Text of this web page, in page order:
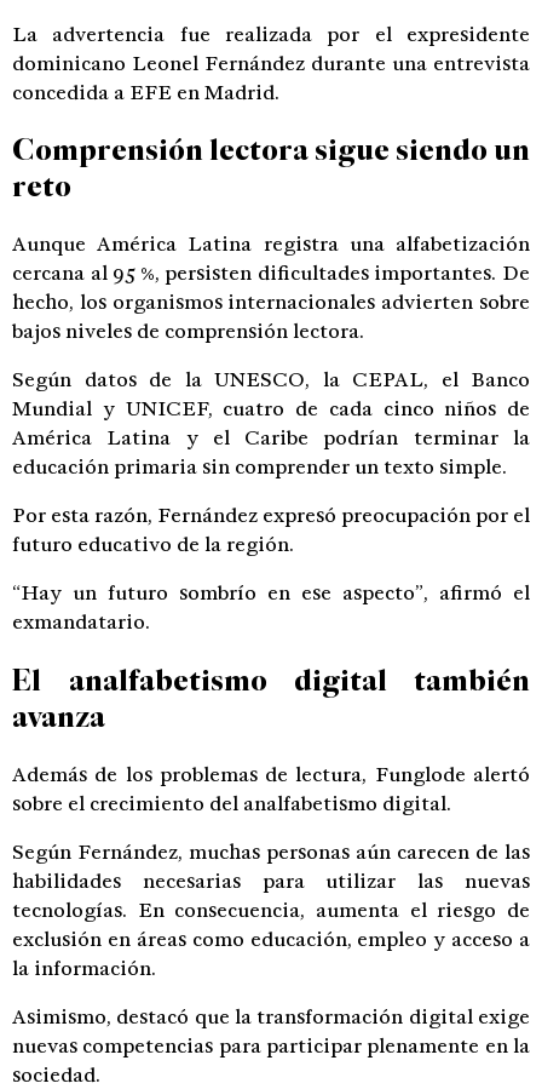
La advertencia fue realizada por el expresidente
dominicano Leonel Fernández durante una entrevista
concedida a EFE en Madrid.
Comprensión lectora sigue siendo un
reto
Aunque América Latina registra una alfabetización
cercana al 95 %, persisten dificultades importantes. De
hecho, los organismos internacionales advierten sobre
bajos niveles de comprensión lectora.
Según datos de la UNESCO, la CEPAL, el Banco
Mundial y UNICEF, cuatro de cada cinco niños de
América Latina y el Caribe podrían terminar la
educación primaria sin comprender un texto simple.
Por esta razón, Fernández expresó preocupación por el
futuro educativo de la región.
“Hay un futuro sombrío en ese aspecto”, afirmó el
exmandatario.
El analfabetismo digital también
avanza
Además de los problemas de lectura, Funglode alertó
sobre el crecimiento del analfabetismo digital.
Según Fernández, muchas personas aún carecen de las
habilidades necesarias para utilizar las nuevas
tecnologías. En consecuencia, aumenta el riesgo de
exclusión en áreas como educación, empleo y acceso a
la información.
Asimismo, destacó que la transformación digital exige
nuevas competencias para participar plenamente en la
sociedad.